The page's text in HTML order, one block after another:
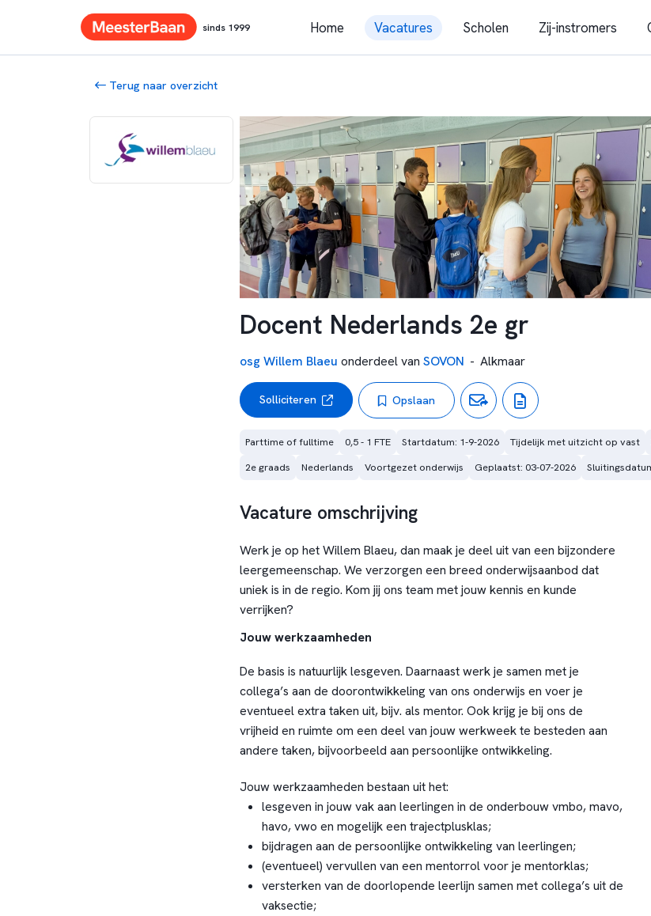
sinds 1999 Home Vacatures Scholen Zij-instromers
Terug naar overzicht
Docent Nederlands 2e gr
osg Willem Blaeu onderdeel van SOVON - Alkmaar
Solliciteren Opslaan
Parttime of fulltime 0,5 - 1 FTE Startdatum: 1-9-2026 Tijdelijk met uitzicht op vast
2e graads
Nederlands Voortgezet onderwijs Geplaatst: 03-07-2026
Vacature omschrijving
Werk je op het Willem Blaeu, dan maak je deel uit van een bijzondere
leergemeenschap. We verzorgen een breed onderwijsaanbod dat
uniek is in de regio. Kom jij ons team met jouw kennis en kunde
verrijken?
Jouw werkzaamheden
De basis is natuurlijk lesgeven. Daarnaast werk je samen met je
collega’s aan de doorontwikkeling van ons onderwijs en voer je
eventueel extra taken uit, bijv. als mentor. Ook krijg je bij ons de
vrijheid en ruimte om een deel van jouw werkweek te besteden aan
andere taken, bijvoorbeeld aan persoonlijke ontwikkeling.
Jouw werkzaamheden bestaan uit het:
lesgeven in jouw vak aan leerlingen in de onderbouw vmbo, mavo,
havo, vwo en mogelijk een trajectplusklas;
bijdragen aan de persoonlijke ontwikkeling van leerlingen;
(eventueel) vervullen van een mentorrol voor je mentorklas;
versterken van de doorlopende leerlijn samen met collega’s uit de
vaksectie;